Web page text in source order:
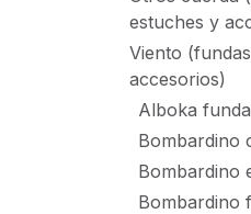
estuches y
Viento
accesorios)
Alboka
Bombardino
Bombardino
Bombardino